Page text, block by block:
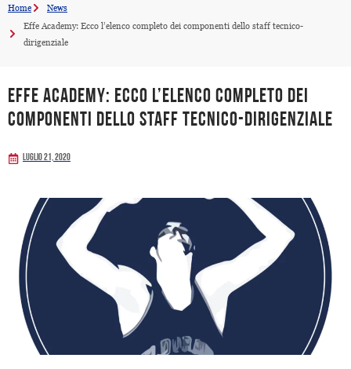
Home
News
Effe Academy: Ecco l’elenco completo dei componenti dello staff tecnico-
dirigenziale
Effe Academy: Ecco l’elenco completo dei
componenti dello staff tecnico-dirigenziale
Luglio 21, 2020